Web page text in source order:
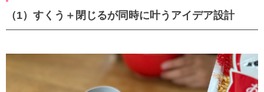
（1）すくう＋閉じるが同時に叶うアイデア設計